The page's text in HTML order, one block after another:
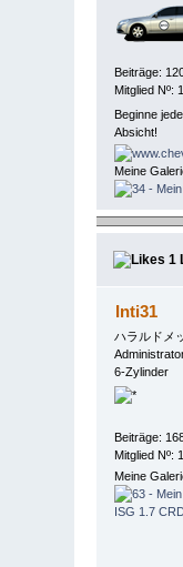
Beiträge:
Mitglied Nº:
Beginne
Absicht!
Meine
1
Inti31
ハラルドメ
6-Zylinder
Beiträge:
Mitglied Nº: 1
Meine